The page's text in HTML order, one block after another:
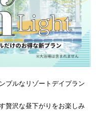
プルなリゾートデイプラン
贅沢な昼下がりをお楽しみ